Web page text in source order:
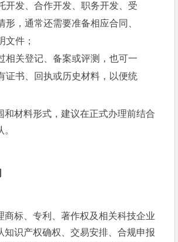
开发、合作开发、职务开发、受
形，通常还需要准备相应合同、
文件；
相关登记、备案或评测，也可一
证书、回执或历史材料，以便统
和材料形式，建议在正式办理前结合
商标、专利、著作权及相关科技企业
知识产权确权、交易安排、合规申报